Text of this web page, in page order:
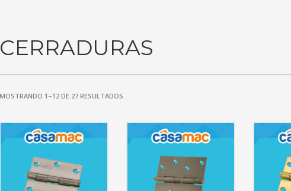
CERRADURAS
MOSTRANDO 1–12 DE 27 RESULTADOS